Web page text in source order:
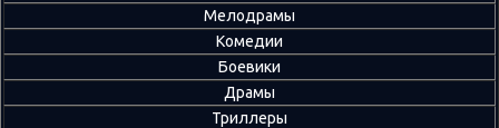
Мелодрамы
Комедии
Боевики
Драмы
Триллеры